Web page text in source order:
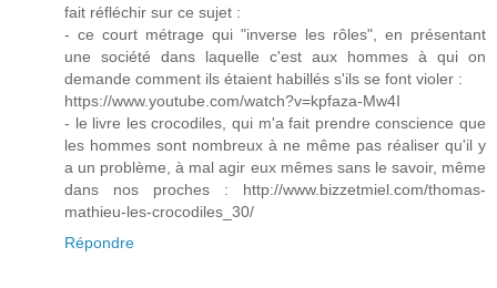
fait réfléchir sur ce sujet :
- ce court métrage qui "inverse les rôles", en présentant
une société dans laquelle c'est aux hommes à qui on
demande comment ils étaient habillés s'ils se font violer :
https://www.youtube.com/watch?v=kpfaza-Mw4I
- le livre les crocodiles, qui m'a fait prendre conscience que
les hommes sont nombreux à ne même pas réaliser qu'il y
a un problème, à mal agir eux mêmes sans le savoir, même
dans nos proches : http://www.bizzetmiel.com/thomas-
mathieu-les-crocodiles_30/
Répondre